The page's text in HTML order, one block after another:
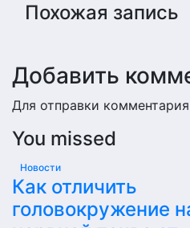
Похожая запись
Добавить
Для отправки
You missed
Новости
Как отличить
головокружение